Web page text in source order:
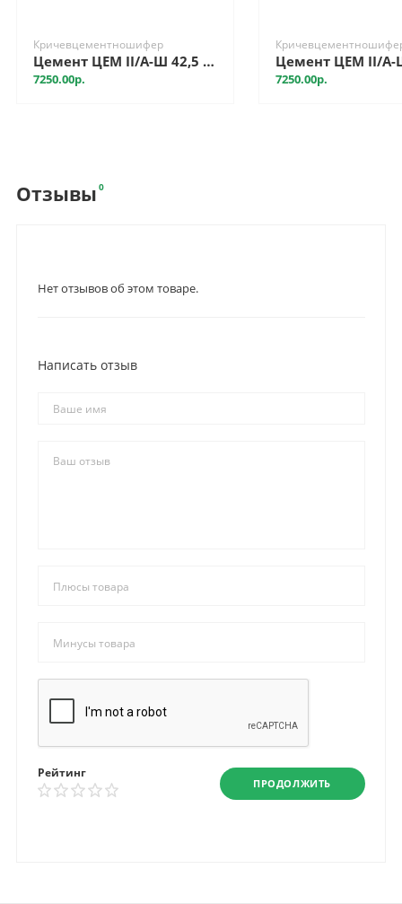
Кричевцементношифер
Цемент ЦЕМ II/А-Ш 42,5 Н (Д20), вагон, Кричев
7250.00р. 7250.00р.
Отзывы 0
Нет отзывов об этом товаре.
Написать отзыв
Рейтинг
ПРОДОЛЖИТЬ